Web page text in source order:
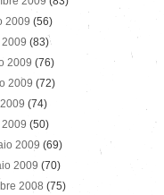
2009 (56)
(83)
2009 (76)
2009 (72)
(74)
2009 (50)
2009 (69)
2009 (70)
2008 (75)